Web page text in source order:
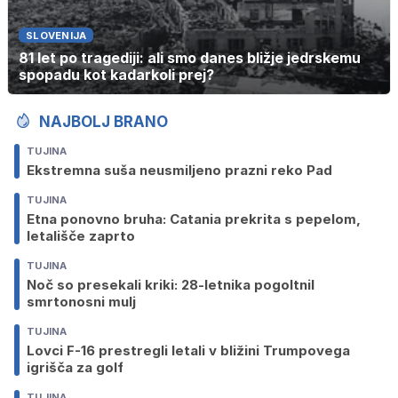
SLOVENIJA
81 let po tragediji: ali smo danes bližje jedrskemu
spopadu kot kadarkoli prej?
NAJBOLJ BRANO
TUJINA
Ekstremna suša neusmiljeno prazni reko Pad
TUJINA
Etna ponovno bruha: Catania prekrita s pepelom,
letališče zaprto
TUJINA
Noč so presekali kriki: 28-letnika pogoltnil
smrtonosni mulj
TUJINA
Lovci F-16 prestregli letali v bližini Trumpovega
igrišča za golf